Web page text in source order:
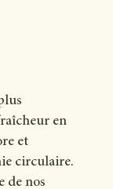
en
et
circulaire.
de nos